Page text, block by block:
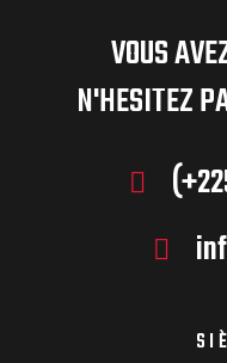
VOUS
N'HESITEZ